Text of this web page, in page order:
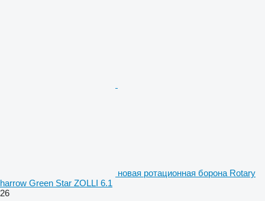
новая ротационная борона Rotary
harrow Green Star ZOLLI 6.1
26